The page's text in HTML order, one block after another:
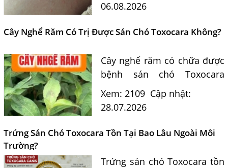
điều trị và phòng ngừa sán...
06.08.2026
Cây Nghể Răm Có Trị Được Sán Chó Toxocara Không?
Cây nghể răm có chữa được
bệnh sán chó Toxocara
không? Tiến sĩ Bác sĩ
Nguyễn Hằng Lan giải đáp
học và hướng dẫn điều trị
Xem: 2109 Cập nhật:
28.07.2026
Trứng Sán Chó Toxocara Tồn Tại Bao Lâu Ngoài Môi
Trường?
Trứng sán chó Toxocara tồn